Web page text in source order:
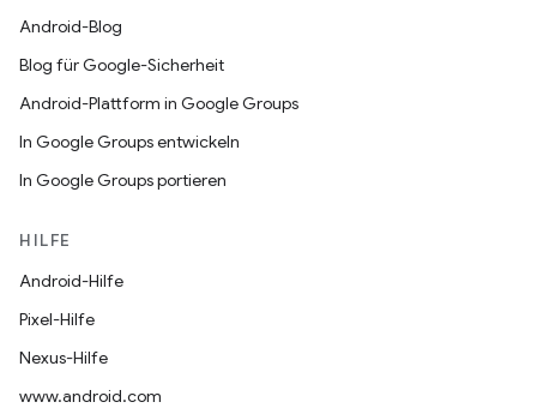
Android-Blog
Blog für Google-Sicherheit
Android-Plattform in Google Groups
In Google Groups entwickeln
In Google Groups portieren
HILFE
Android-Hilfe
Pixel-Hilfe
Nexus-Hilfe
www.android.com